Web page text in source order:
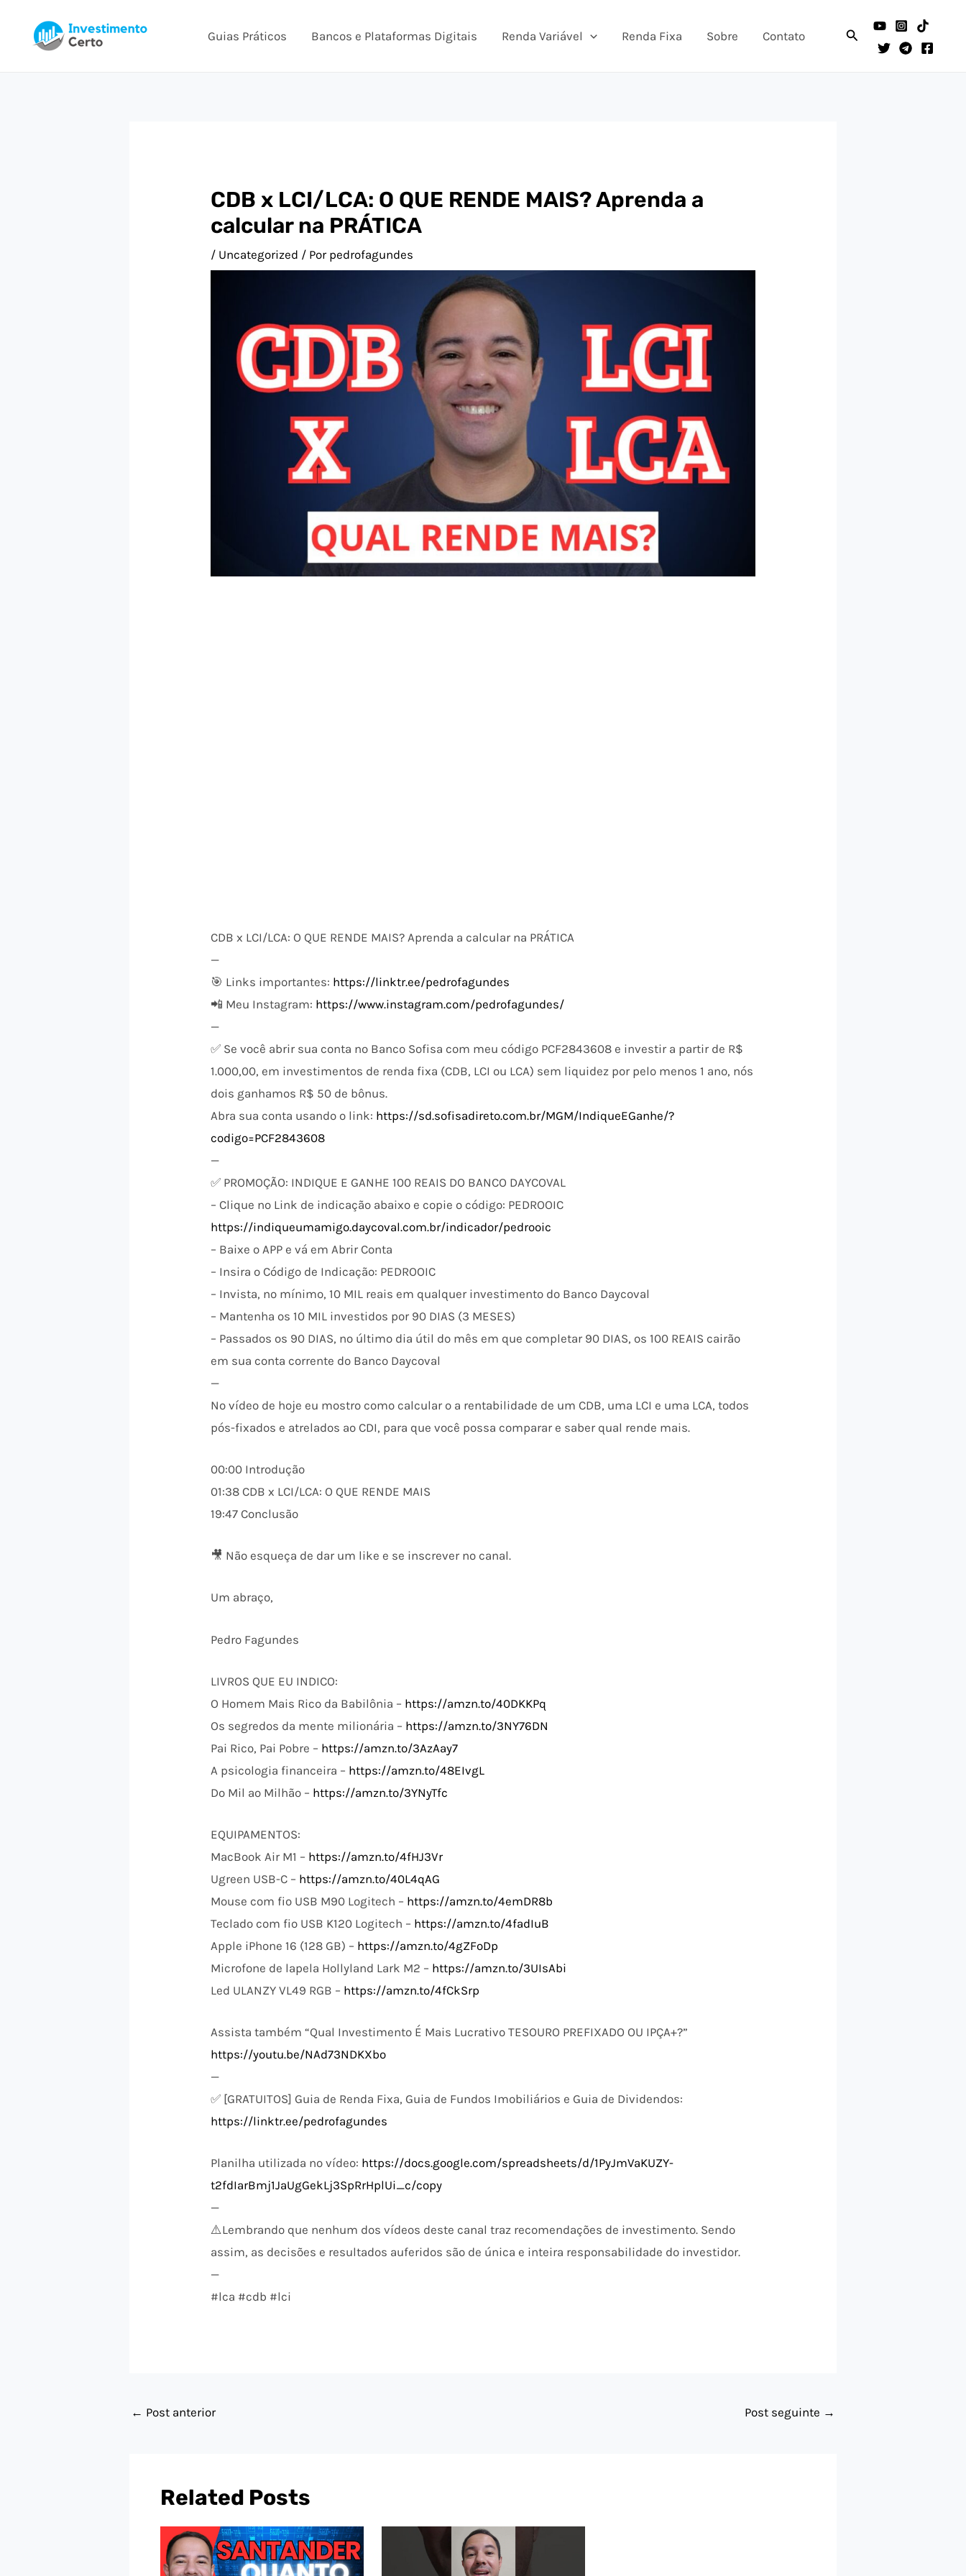
Guias Práticos Bancos e Plataformas Digitais Renda Variável Renda Fixa Sobre Contato Pesquisar
CDB x LCI/LCA: O QUE RENDE MAIS? Aprenda a
calcular na PRÁTICA
/ Uncategorized / Por pedrofagundes
CDB x LCI/LCA: O QUE RENDE MAIS? Aprenda a calcular na PRÁTICA
—
🎯 Links importantes: https://linktr.ee/pedrofagundes
📲 Meu Instagram: https://www.instagram.com/pedrofagundes/
—
✅ Se você abrir sua conta no Banco Sofisa com meu código PCF2843608 e investir a partir de R$
1.000,00, em investimentos de renda fixa (CDB, LCI ou LCA) sem liquidez por pelo menos 1 ano, nós
dois ganhamos R$ 50 de bônus.
Abra sua conta usando o link: https://sd.sofisadireto.com.br/MGM/IndiqueEGanhe/?
codigo=PCF2843608
—
✅ PROMOÇÃO: INDIQUE E GANHE 100 REAIS DO BANCO DAYCOVAL
– Clique no Link de indicação abaixo e copie o código: PEDROOIC
https://indiqueumamigo.daycoval.com.br/indicador/pedrooic
– Baixe o APP e vá em Abrir Conta
– Insira o Código de Indicação: PEDROOIC
– Invista, no mínimo, 10 MIL reais em qualquer investimento do Banco Daycoval
– Mantenha os 10 MIL investidos por 90 DIAS (3 MESES)
– Passados os 90 DIAS, no último dia útil do mês em que completar 90 DIAS, os 100 REAIS cairão
em sua conta corrente do Banco Daycoval
—
No vídeo de hoje eu mostro como calcular o a rentabilidade de um CDB, uma LCI e uma LCA, todos
pós-fixados e atrelados ao CDI, para que você possa comparar e saber qual rende mais.
00:00 Introdução
01:38 CDB x LCI/LCA: O QUE RENDE MAIS
19:47 Conclusão
🎥 Não esqueça de dar um like e se inscrever no canal.
Um abraço,
Pedro Fagundes
LIVROS QUE EU INDICO:
O Homem Mais Rico da Babilônia – https://amzn.to/40DKKPq
Os segredos da mente milionária – https://amzn.to/3NY76DN
Pai Rico, Pai Pobre – https://amzn.to/3AzAay7
A psicologia financeira – https://amzn.to/48EIvgL
Do Mil ao Milhão – https://amzn.to/3YNyTfc
EQUIPAMENTOS:
MacBook Air M1 – https://amzn.to/4fHJ3Vr
Ugreen USB-C – https://amzn.to/40L4qAG
Mouse com fio USB M90 Logitech – https://amzn.to/4emDR8b
Teclado com fio USB K120 Logitech – https://amzn.to/4fadIuB
Apple iPhone 16 (128 GB) – https://amzn.to/4gZFoDp
Microfone de lapela Hollyland Lark M2 – https://amzn.to/3UIsAbi
Led ULANZY VL49 RGB – https://amzn.to/4fCkSrp
Assista também “Qual Investimento É Mais Lucrativo TESOURO PREFIXADO OU IPÇA+?”
https://youtu.be/NAd73NDKXbo
—
✅ [GRATUITOS] Guia de Renda Fixa, Guia de Fundos Imobiliários e Guia de Dividendos:
https://linktr.ee/pedrofagundes
Planilha utilizada no vídeo: https://docs.google.com/spreadsheets/d/1PyJmVaKUZY-
t2fdIarBmj1JaUgGekLj3SpRrHplUi_c/copy
—
⚠️​Lembrando que nenhum dos vídeos deste canal traz recomendações de investimento. Sendo
assim, as decisões e resultados auferidos são de única e inteira responsabilidade do investidor.
—
#lca #cdb #lci
navigation
← Post anterior Post seguinte →
Related Posts